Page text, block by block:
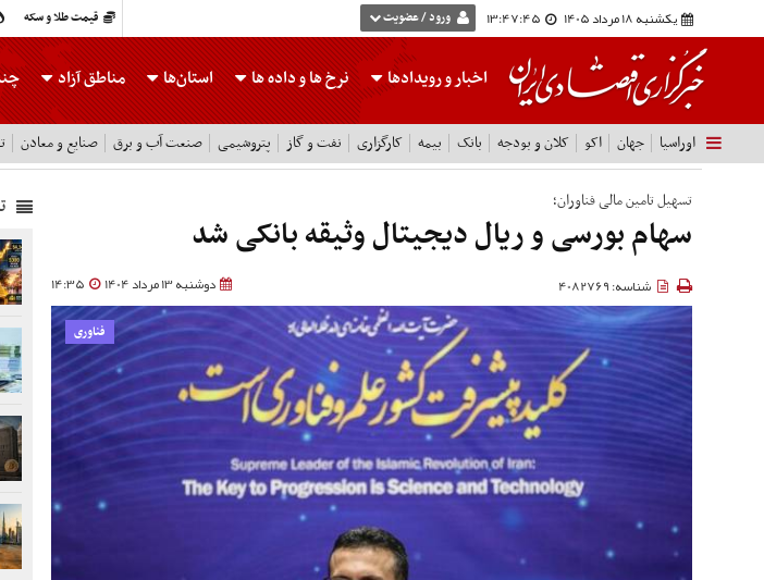
قیمت طلا و سکه یکشنبه 18 مرداد 1405 13:47:46 ورود / عضویت
اخبار و رویدادها نرخ هاو داده ها استان‌ها مناطق آزاد
اوراسیا جهان اکو کلان و بودجه بانک بیمه کارگزاری نفت و گاز پتروشیمی صنعت آب و برق صنایع و معادن
تسهیل تامین مالی فناوران؛
سهام بورسی و ریال دیجیتال وثیقه بانکی شد
دوشنبه 13 مرداد 1404 14:35 شناسه: 4082769
فناوری